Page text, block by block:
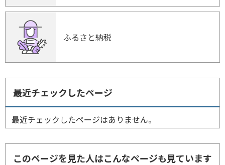
ふるさと納税
最近チェックしたページ
最近チェックしたページはありません。
このページを見た人はこんなページも見ています